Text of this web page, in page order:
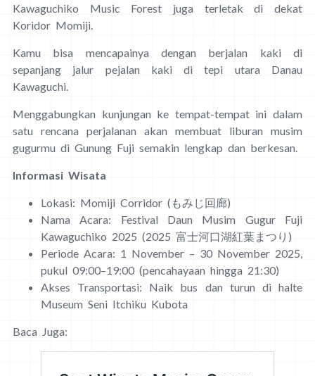
Kawaguchiko Music Forest juga terletak di dekat
Koridor Momiji.
Kamu bisa mencapainya dengan berjalan kaki di
sepanjang jalur pejalan kaki di tepi utara Danau
Kawaguchi.
Menggabungkan kunjungan ke tempat-tempat ini dalam
satu rencana perjalanan akan membuat liburan musim
gugurmu di Gunung Fuji semakin lengkap dan berkesan.
Informasi Wisata
Lokasi: Momiji Corridor (もみじ回廊)
Nama Acara: Festival Daun Musim Gugur Fuji
Kawaguchiko 2025 (2025 富士河口湖紅葉まつり)
Periode Acara: 1 November – 30 November 2025,
pukul 09:00–19:00 (pencahayaan hingga 21:30)
Akses Transportasi: Naik bus dan turun di halte
Museum Seni Itchiku Kubota
Baca Juga: